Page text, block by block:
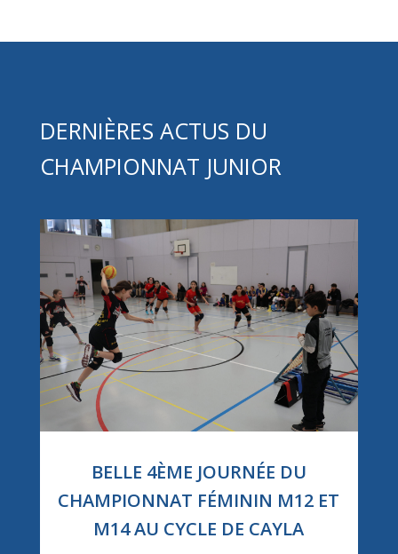
DERNIÈRES ACTUS DU
CHAMPIONNAT JUNIOR
BELLE 4ÈME JOURNÉE DU
CHAMPIONNAT FÉMININ M12 ET
M14 AU CYCLE DE CAYLA